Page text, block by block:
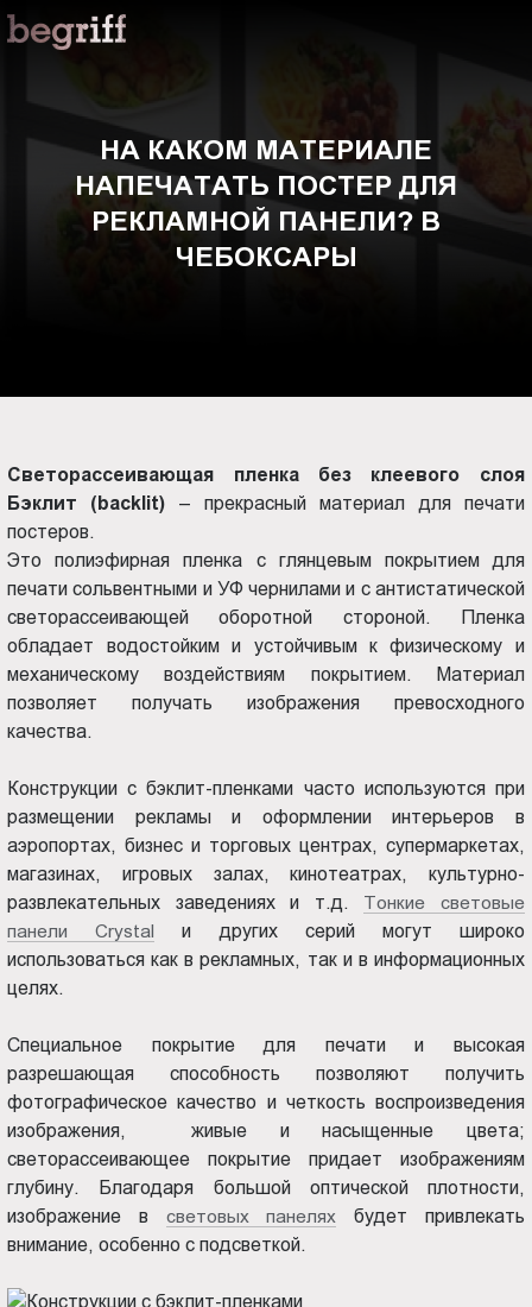
На
каком
материале
напечатать
в
Чебоксары
НА КАКОМ МАТЕРИАЛЕ
НАПЕЧАТАТЬ ПОСТЕР ДЛЯ
РЕКЛАМНОЙ ПАНЕЛИ? В
ЧЕБОКСАРЫ
Светорассеивающая пленка без клеевого слоя
Бэклит (backlit) – прекрасный материал для печати
постеров.
Это полиэфирная пленка с глянцевым покрытием для
печати сольвентными и УФ чернилами и с антистатической
светорассеивающей оборотной стороной. Пленка
обладает водостойким и устойчивым к физическому и
механическому воздействиям покрытием. Материал
позволяет получать изображения превосходного
качества.
Конструкции с бэклит-пленками часто используются при
размещении рекламы и оформлении интерьеров в
аэропортах, бизнес и торговых центрах, супермаркетах,
магазинах, игровых залах, кинотеатрах, культурно-
развлекательных заведениях и т.д. Тонкие световые
панели Crystal и других серий могут широко
использоваться как в рекламных, так и в информационных
целях.
Специальное покрытие для печати и высокая
разрешающая способность позволяют получить
фотографическое качество и четкость воспроизведения
изображения, живые и насыщенные цвета;
светорассеивающее покрытие придает изображениям
глубину. Благодаря большой оптической плотности,
изображение в световых панелях будет привлекать
внимание, особенно с подсветкой.
ООО
"Компания
+73433454747
RUB
Пн.-
Пт.:
9.00-
18.00
Сб.,
Вс.:
выходной